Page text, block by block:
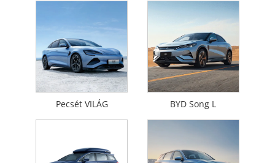
Pecsét VILÁG BYD Song L